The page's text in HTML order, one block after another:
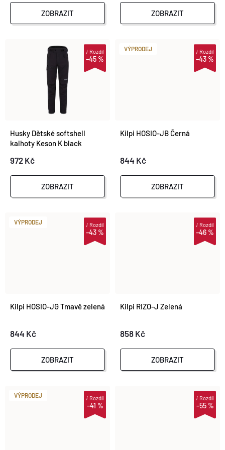
R
T
Ů
R
K
T
Ů
ZOBRAZIT ZOBRAZIT
–45 %
iRozdíl
Husky Dětské softshell
kalhoty Keson K black
972 Kč
ZOBRAZIT
VÝPRODEJ
–43 %
iRozdíl
Kilpi HOSIO-JB Černá
844 Kč
ZOBRAZIT
VÝPRODEJ
–43 %
iRozdíl
Kilpi HOSIO-JG Tmavě zelená
844 Kč
ZOBRAZIT
–46 %
iRozdíl
Kilpi RIZO-J Zelená
858 Kč
ZOBRAZIT
VÝPRODEJ
–41 %
iRozdíl
–55 %
iRozdíl